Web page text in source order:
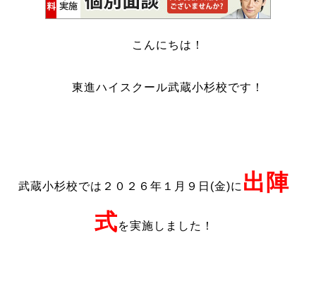
こんにちは！
東進ハイスクール武蔵小杉校です！
武蔵小杉校では２０２６年１月９日(金)に 出陣
式を実施しました！